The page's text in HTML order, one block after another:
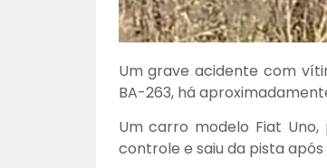
Um grave acidente com
BA-263, há
Um carro modelo Fiat
controle e saiu da pista